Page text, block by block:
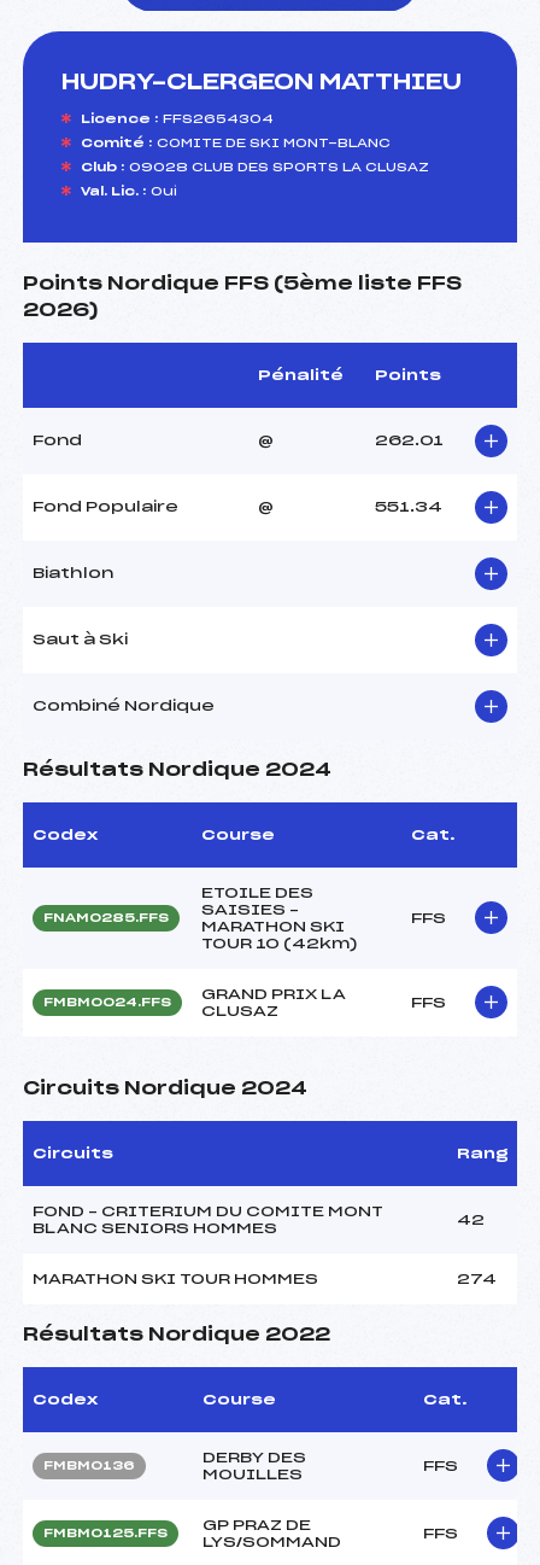
HUDRY-CLERGEON MATTHIEU
Licence : FFS2654304
Comité : COMITE DE SKI MONT-BLANC
Club : 09028 CLUB DES SPORTS LA CLUSAZ
Val. Lic. : Oui
Points Nordique FFS (5ème liste FFS
2026)
Pénalité Points
Fond @ 262.01
Fond Populaire @ 551.34
Biathlon
Saut à Ski
Combiné Nordique
Résultats Nordique 2024
Codex Course Cat.
FNAM0285.FFS
ETOILE DES
SAISIES –
MARATHON SKI
TOUR 10 (42km)
FFS
FMBM0024.FFS
GRAND PRIX LA
CLUSAZ
FFS
Circuits Nordique 2024
Circuits Rang
FOND – CRITERIUM DU COMITE MONT
BLANC SENIORS HOMMES
42
MARATHON SKI TOUR HOMMES 274
Résultats Nordique 2022
Codex Course Cat.
FMBM0136
DERBY DES
MOUILLES
FFS
FMBM0125.FFS
GP PRAZ DE
LYS/SOMMAND
FFS